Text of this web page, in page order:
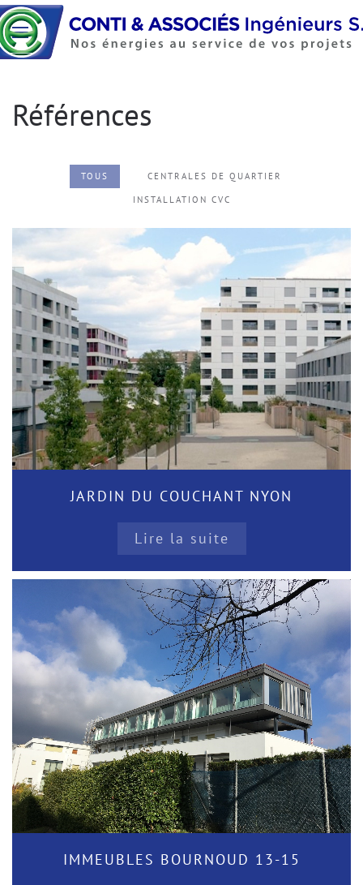
Accéder au contenu principal
Références
TOUS CENTRALES DE QUARTIER
INSTALLATION CVC
JARDIN DU COUCHANT NYON
Lire la suite
IMMEUBLES BOURNOUD 13-15